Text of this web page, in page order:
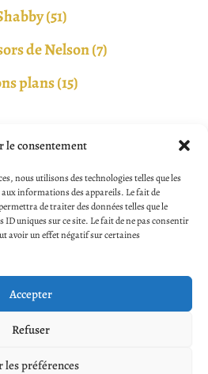
le consentement
nous utilisons des technologies telles que les
informations des appareils. Le fait de
de traiter des données telles que le
uniques sur ce site. Le fait de ne pas consentir
avoir un effet négatif sur certaines
Accepter
Refuser
les préférences
(51)
de Nelson (7)
plans (15)
de Lily
sociaux pour accéder en
Les greniers de Lily